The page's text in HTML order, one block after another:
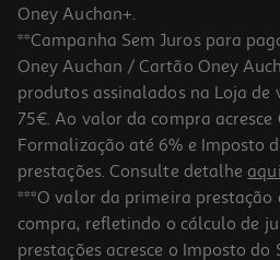
Oney Auchan+.
**Campanha Sem Juros para
Oney Auchan / Cartão Oney
produtos assinalados na Loja
75€. Ao valor da compra acresce
Formalização até 6% e Imposto
prestações. Consulte detalhe aqui
***O valor da primeira prestação
compra, refletindo o cálculo de
prestações acresce o Imposto